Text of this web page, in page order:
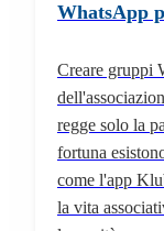
WhatsApp
Creare gruppi
regge solo la
fortuna
come l'app
la vita